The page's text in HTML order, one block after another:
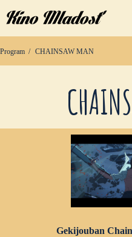
Program CHAINSAW MAN
Gekijouban